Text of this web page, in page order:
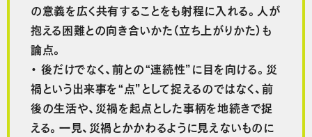
の意義を広く共有することをも射程に入れる。人が
抱える困難との向き合いかた（立ち上がりかた）も
論点。
・ 後だけでなく、前との“連続性”に目を向ける。災
禍という出来事を“点”として捉えるのではなく、前
後の生活や、災禍を起点とした事柄を地続きで捉
える。一見、災禍とかかわるように見えないものに